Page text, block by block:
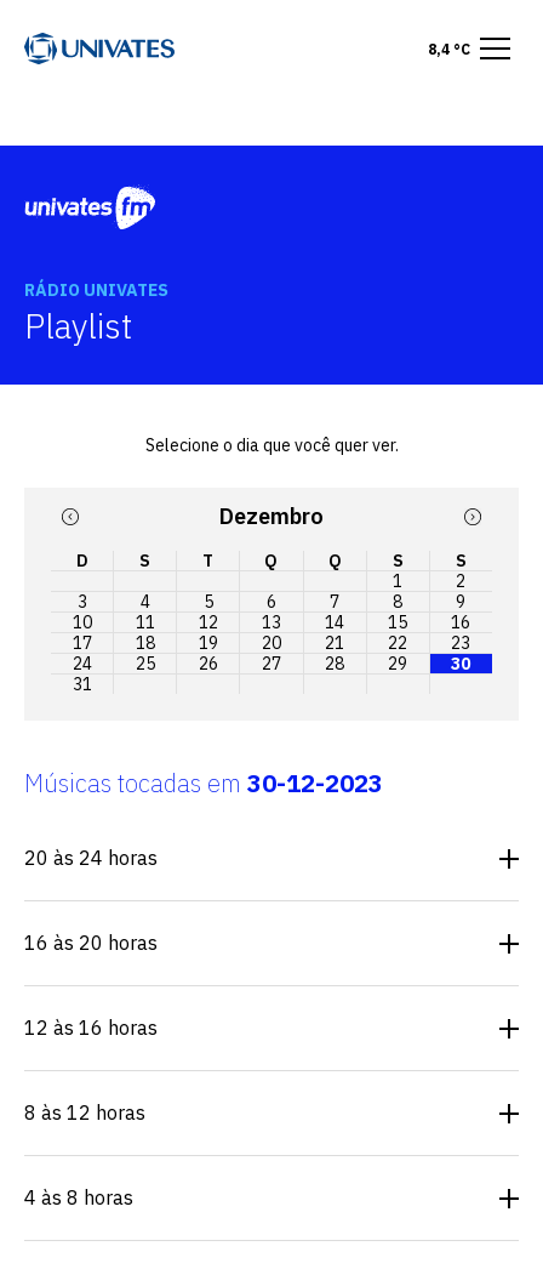
8,4 °C
RÁDIO UNIVATES
Playlist
Selecione o dia que você quer ver.
Dezembro
D S T Q Q S
S
1
2
3
4 5 6 7 8
9
10
11 12 13 14 15
16
17
18 19 20 21 22
23
24
25 26 27 28 29
30
31
Músicas tocadas em 30-12-2023
20 às 24 horas
16 às 20 horas
12 às 16 horas
8 às 12 horas
4 às 8 horas